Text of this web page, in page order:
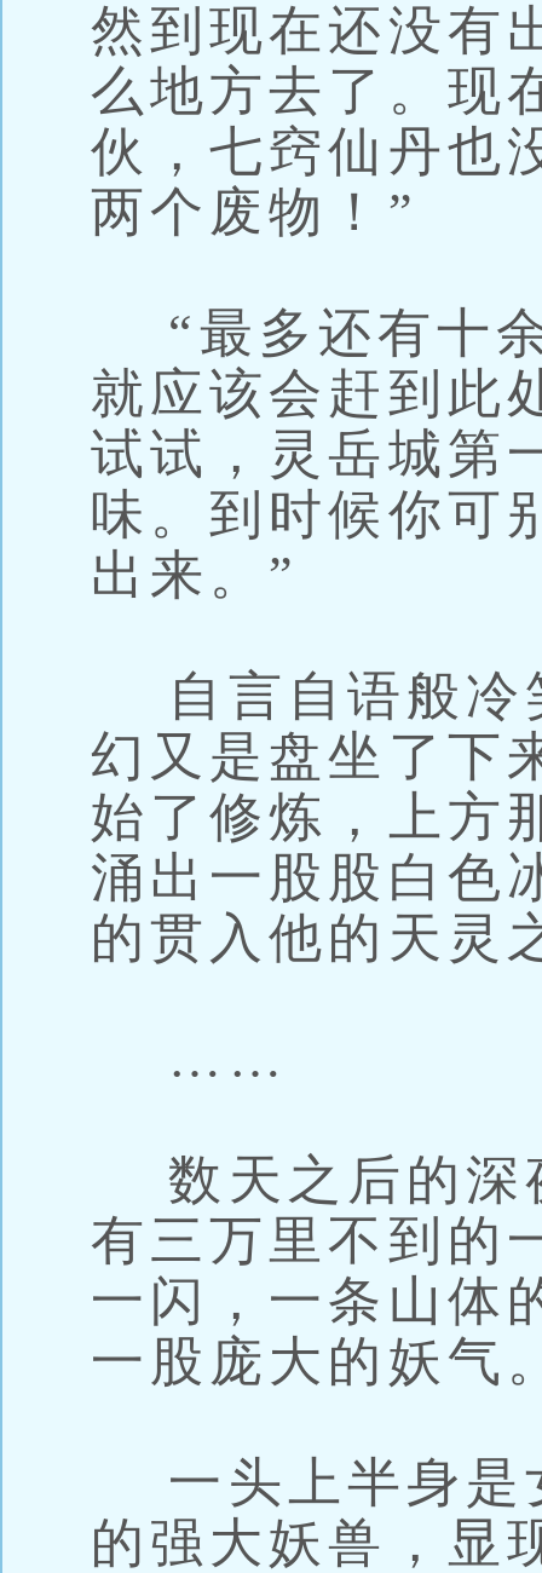
然到现在还没有
么地方去了。现
伙，七窍仙丹也
两个废物！”
“最多还有十
就应该会赶到此
试试，灵岳城第
味。到时候你可
出来。”
自言自语般冷
幻又是盘坐了下
始了修炼，上方
涌出一股股白色
的贯入他的天灵
……
数天之后的深
有三万里不到的
一闪，一条山体
一股庞大的妖气
一头上半身是
的强大妖兽，显